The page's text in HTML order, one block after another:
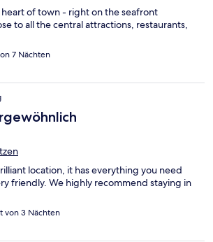
heart of town - right on the seafront
to all the central attractions, restaurants,
7 Nächten
location, it has everything you need
friendly. We highly recommend staying in
von 3 Nächten